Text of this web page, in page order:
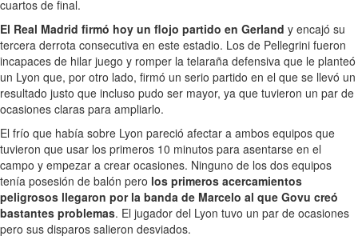
cuartos de final.
El Real Madrid firmó hoy un flojo partido en Gerland y encajó su
tercera derrota consecutiva en este estadio. Los de Pellegrini fueron
incapaces de hilar juego y romper la telaraña defensiva que le planteó
un Lyon que, por otro lado, firmó un serio partido en el que se llevó un
resultado justo que incluso pudo ser mayor, ya que tuvieron un par de
ocasiones claras para ampliarlo.
El frío que había sobre Lyon pareció afectar a ambos equipos que
tuvieron que usar los primeros 10 minutos para asentarse en el
campo y empezar a crear ocasiones. Ninguno de los dos equipos
tenía posesión de balón pero los primeros acercamientos
peligrosos llegaron por la banda de Marcelo al que Govu creó
bastantes problemas. El jugador del Lyon tuvo un par de ocasiones
pero sus disparos salieron desviados.